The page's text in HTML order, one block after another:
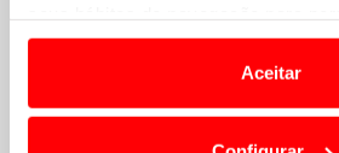
e anúncios de modo a promover
Em alguns casos, a utilização
Aceitar